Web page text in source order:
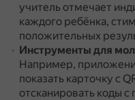
учитель отмечает
каждого ребёнка,
положительных
Инструменты для
Например,
показать карточку с
отсканировать коды